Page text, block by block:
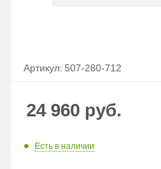
Артикул: 507-280-712
24 960 руб.
Есть в наличии